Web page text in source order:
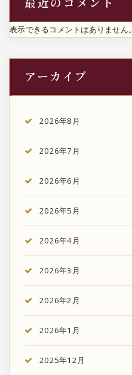
最近のコメント
表示できるコメントはありません。
アーカイブ
2026年8月
2026年7月
2026年6月
2026年5月
2026年4月
2026年3月
2026年2月
2026年1月
2025年12月